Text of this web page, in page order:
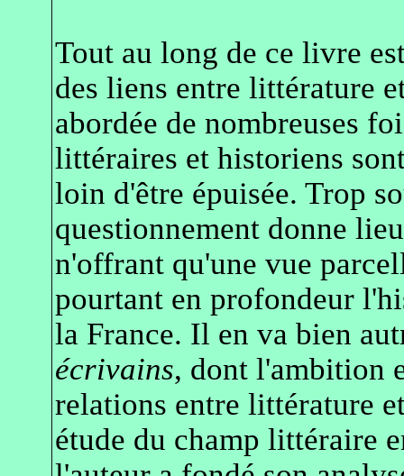
Tout au long de ce livre
des liens entre littérature
abordée de nombreuses
littéraires et historiens
loin d'être épuisée. Trop
questionnement donne
n'offrant qu'une vue
pourtant en profondeur
la France. Il en va bien
écrivains, dont l'ambition
relations entre littérature
étude du champ littéraire